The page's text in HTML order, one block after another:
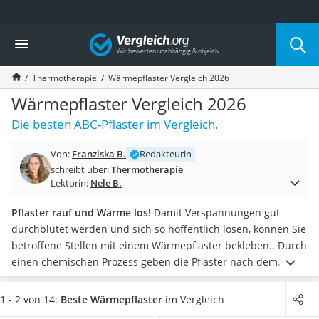
Die beliebtesten Vergleiche nach Kategorie
Drogerie
Inhalator
Haarschneider
Rollator
Braun Rasierer
Katzenklappe (Chip)
Masturbator
Massagepistole
Reisehaartrockner
Eiweißpulver
Magnesiumpräparat
Katzenklappe
Nackenmassagegerät
Zeckenschutz Katze
Vergleich
Thermotherapie Wärmepflaster Vergleich 2026
Wärmepflaster Vergleich 2026
Die besten ABC-Pflaster im Vergleich.
Von: Franziska B.
Redakteurin
schreibt über:Thermotherapie
Lektorin: Nele B.
Pflaster rauf und Wärme los! Damit Verspannungen gut
durchblutet werden und sich so hoffentlich lösen, können Sie
betroffene Stellen mit einem Wärmepflaster bekleben.. Durch
einen chemischen Prozess geben die Pflaster nach dem
Öffnen bis zu 12 Stunden lang Wärme ab.Achten Sie auf die
Größe der Pflaster. Bei einer großflächigen Verspannung im
1 - 2 von 14: Beste Wärmepflaster im Vergleich